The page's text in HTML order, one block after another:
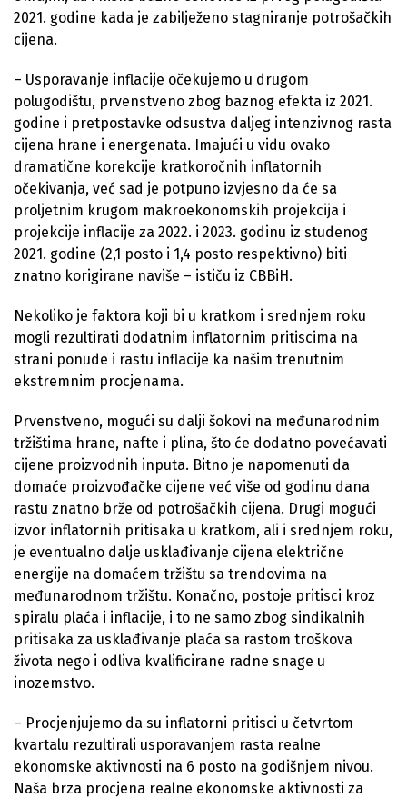
2021. godine kada je zabilježeno stagniranje potrošačkih
cijena.
– Usporavanje inflacije očekujemo u drugom
polugodištu, prvenstveno zbog baznog efekta iz 2021.
godine i pretpostavke odsustva daljeg intenzivnog rasta
cijena hrane i energenata. Imajući u vidu ovako
dramatične korekcije kratkoročnih inflatornih
očekivanja, već sad je potpuno izvjesno da će sa
proljetnim krugom makroekonomskih projekcija i
projekcije inflacije za 2022. i 2023. godinu iz studenog
2021. godine (2,1 posto i 1,4 posto respektivno) biti
znatno korigirane naviše – ističu iz CBBiH.
Nekoliko je faktora koji bi u kratkom i srednjem roku
mogli rezultirati dodatnim inflatornim pritiscima na
strani ponude i rastu inflacije ka našim trenutnim
ekstremnim procjenama.
Prvenstveno, mogući su dalji šokovi na međunarodnim
tržištima hrane, nafte i plina, što će dodatno povećavati
cijene proizvodnih inputa. Bitno je napomenuti da
domaće proizvođačke cijene već više od godinu dana
rastu znatno brže od potrošačkih cijena. Drugi mogući
izvor inflatornih pritisaka u kratkom, ali i srednjem roku,
je eventualno dalje usklađivanje cijena električne
energije na domaćem tržištu sa trendovima na
međunarodnom tržištu. Konačno, postoje pritisci kroz
spiralu plaća i inflacije, i to ne samo zbog sindikalnih
pritisaka za usklađivanje plaća sa rastom troškova
života nego i odliva kvalificirane radne snage u
inozemstvo.
– Procjenjujemo da su inflatorni pritisci u četvrtom
kvartalu rezultirali usporavanjem rasta realne
ekonomske aktivnosti na 6 posto na godišnjem nivou.
Naša brza procjena realne ekonomske aktivnosti za